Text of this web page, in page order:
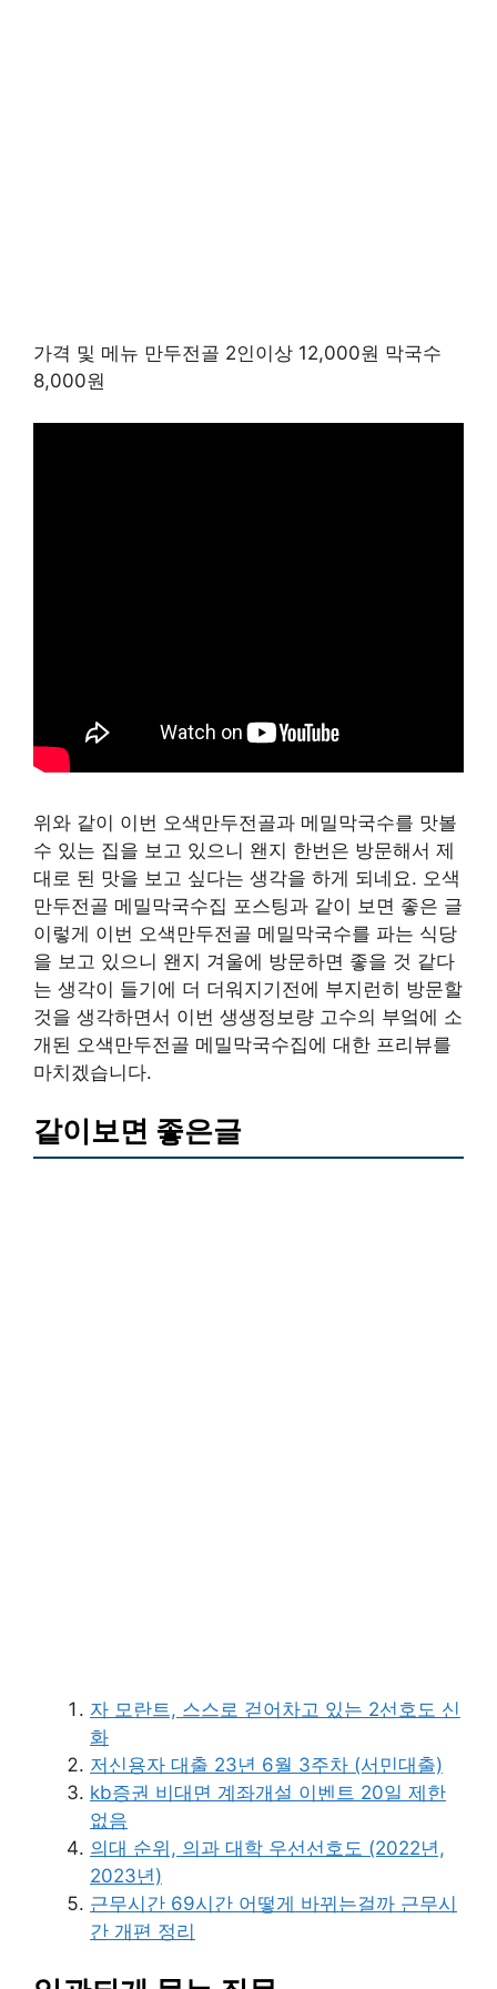
가격 및 메뉴 만두전골 2인이상 12,000원 막국수
8,000원
위와 같이 이번 오색만두전골과 메밀막국수를 맛볼
수 있는 집을 보고 있으니 왠지 한번은 방문해서 제
대로 된 맛을 보고 싶다는 생각을 하게 되네요. 오색
만두전골 메밀막국수집 포스팅과 같이 보면 좋은 글
이렇게 이번 오색만두전골 메밀막국수를 파는 식당
을 보고 있으니 왠지 겨울에 방문하면 좋을 것 같다
는 생각이 들기에 더 더워지기전에 부지런히 방문할
것을 생각하면서 이번 생생정보량 고수의 부엌에 소
개된 오색만두전골 메밀막국수집에 대한 프리뷰를
마치겠습니다.
같이보면 좋은글
자 모란트, 스스로 걷어차고 있는 2선호도 신
화
저신용자 대출 23년 6월 3주차 (서민대출)
kb증권 비대면 계좌개설 이벤트 20일 제한
없음
의대 순위, 의과 대학 우선선호도 (2022년,
2023년)
근무시간 69시간 어떻게 바뀌는걸까 근무시
간 개편 정리